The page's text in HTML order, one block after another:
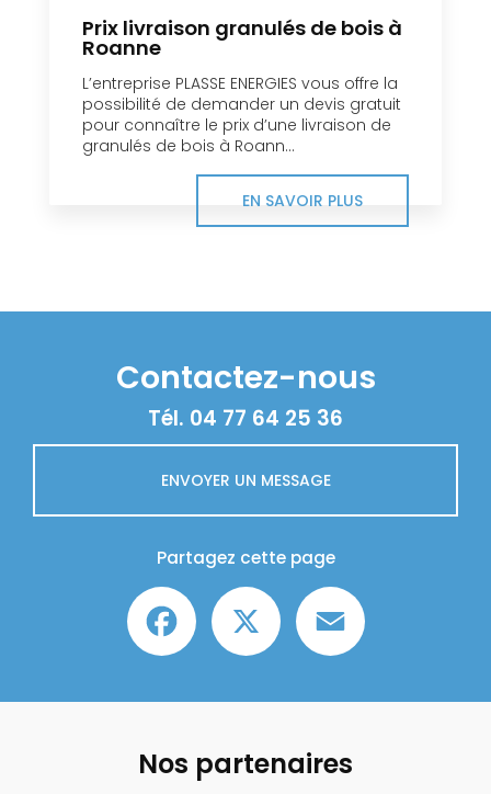
Prix livraison granulés de bois à
Roanne
L’entreprise PLASSE ENERGIES vous offre la
possibilité de demander un devis gratuit
pour connaître le prix d’une livraison de
granulés de bois à Roann...
EN SAVOIR PLUS
Contactez-nous
Tél. 04 77 64 25 36
ENVOYER UN MESSAGE
Partagez cette page
Facebook
Nos partenaires